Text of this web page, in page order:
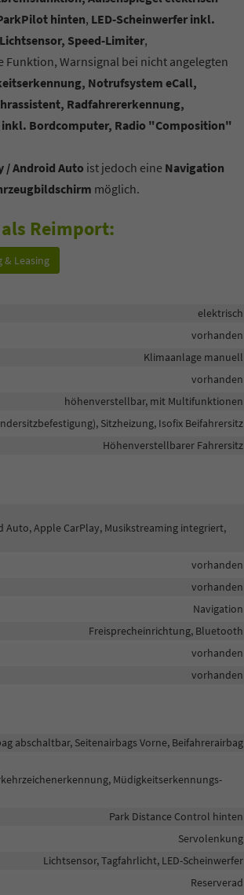
hinten, LED-Scheinwerfer inkl.
Lichtsensor, Speed-Limiter,
Funktion, Warnsignal bei nicht angelegten
Notrufsystem eCall,
Radfahrererkennung,
Bordcomputer, Radio "Composition"
/ Android Auto ist jedoch eine Navigation
möglich.
als Reimport:
& Leasing
elektrisch
vorhanden
Klimaanlage manuell
vorhanden
höhenverstellbar, mit Multifunktionen
Sitzheizung, Isofix Beifahrersitz
Höhenverstellbarer Fahrersitz
Auto, Apple CarPlay, Musikstreaming integriert,
vorhanden
vorhanden
Navigation
Freisprecheinrichtung, Bluetooth
vorhanden
vorhanden
abschaltbar, Seitenairbags Vorne, Beifahrerairbag
Müdigkeitserkennungs-
Park Distance Control hinten
Servolenkung
Lichtsensor, Tagfahrlicht, LED-Scheinwerfer
Reserverad